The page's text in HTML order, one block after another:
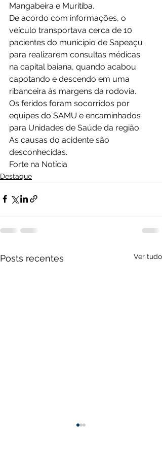
Mangabeira e Muritiba.
De acordo com informações, o
veículo transportava cerca de 10
pacientes do município de Sapeaçu
para realizarem consultas médicas
na capital baiana, quando acabou
capotando e descendo em uma
ribanceira às margens da rodovia.
Os feridos foram socorridos por
equipes do SAMU e encaminhados
para Unidades de Saúde da região.
As causas do acidente são
desconhecidas.
Forte na Notícia
Destaque
Posts recentes Ver tudo